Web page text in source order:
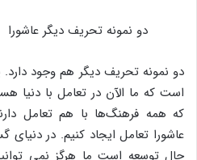
دو نمونه تحریف دیگر عاشورا
دو نمونه تحریف دیگر هم وجود
است که ما الآن در تعامل با دنیا
که همه فرهنگ‌ها با هم تعامل
عاشورا تعامل ایجاد کنیم. در دنیای
حال توسعه است ما هرگز نمی